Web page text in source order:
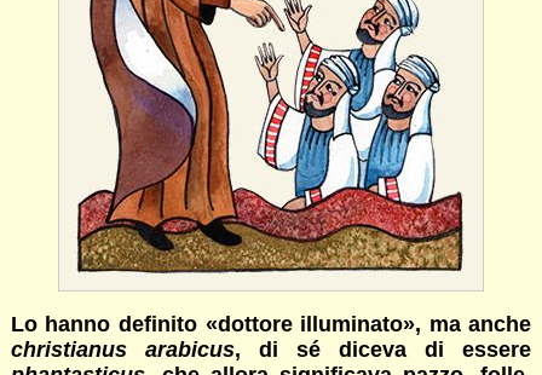
Lo hanno definito «dottore illuminato», ma anche
christianus arabicus, di sé diceva di essere